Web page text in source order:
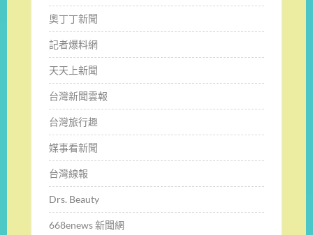
奧丁丁新聞
記者爆料網
天天上新聞
台灣新聞雲報
台灣旅行趣
媒事看新聞
台灣線報
Drs. Beauty
668enews 新聞網